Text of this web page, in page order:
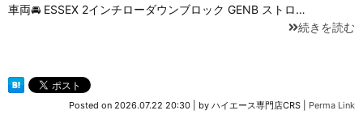
車両🚘 ESSEX 2インチローダウンブロック GENB ストロ…
続きを読む
Posted on 2026.07.22 20:30 by ハイエース専門店CRS Perma Link